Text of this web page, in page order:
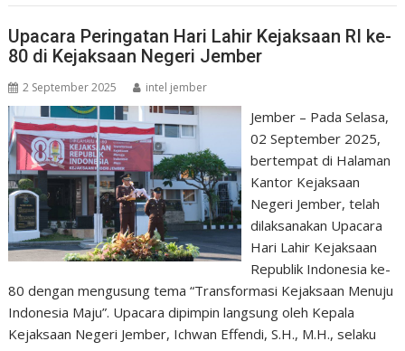
Upacara Peringatan Hari Lahir Kejaksaan RI ke-
80 di Kejaksaan Negeri Jember
2 September 2025 intel jember
Jember – Pada Selasa,
02 September 2025,
bertempat di Halaman
Kantor Kejaksaan
Negeri Jember, telah
dilaksanakan Upacara
Hari Lahir Kejaksaan
Republik Indonesia ke-
80 dengan mengusung tema “Transformasi Kejaksaan Menuju
Indonesia Maju”. Upacara dipimpin langsung oleh Kepala
Kejaksaan Negeri Jember, Ichwan Effendi, S.H., M.H., selaku